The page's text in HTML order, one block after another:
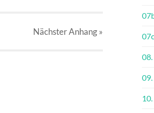
NächsterAnhang»